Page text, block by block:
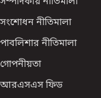
সংশোধন নীতিমালা
পাবলিশার নীতিমালা
গোপনীয়তা
আরএসএস ফিড